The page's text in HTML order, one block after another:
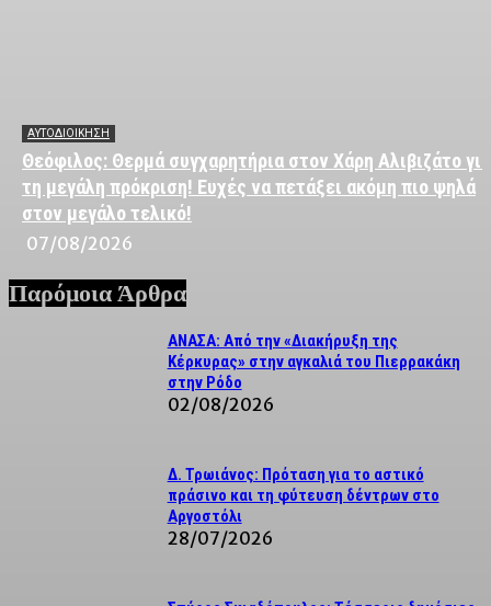
ΑΥΤΟΔΙΟΙΚΗΣΗ
Θεόφιλος: Θερμά συγχαρητήρια στον Χάρη Αλιβιζάτο για
τη μεγάλη πρόκριση! Ευχές να πετάξει ακόμη πιο ψηλά
στον μεγάλο τελικό!
07/08/2026
Παρόμοια Άρθρα
ΑΝΑΣΑ: Από την «Διακήρυξη της
Κέρκυρας» στην αγκαλιά του Πιερρακάκη
στην Ρόδο
02/08/2026
Δ. Τρωιάνος: Πρόταση για το αστικό
πράσινο και τη φύτευση δέντρων στο
Αργοστόλι
28/07/2026